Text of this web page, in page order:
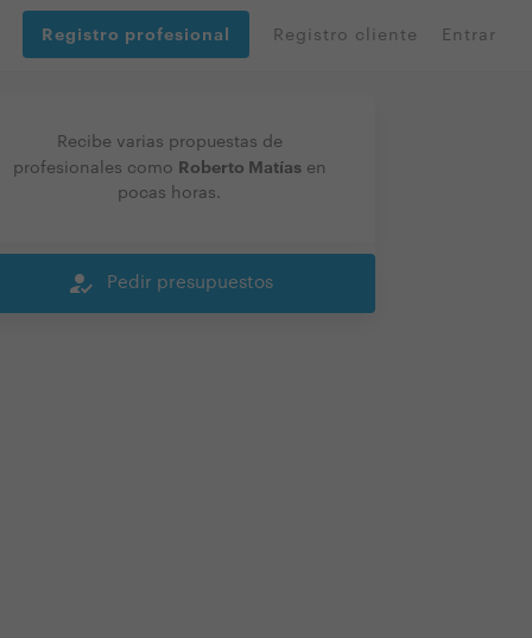
Registro profesional Registro cliente Entrar
Recibe varias propuestas de
profesionales como Roberto Matíasen
pocas horas.
how_to_reg Pedir presupuestos